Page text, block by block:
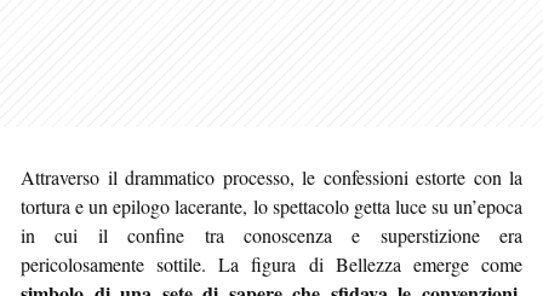
Attraverso il drammatico processo, le confessioni estorte con la
tortura e un epilogo lacerante, lo spettacolo getta luce su un’epoca
in cui il confine tra conoscenza e superstizione era
pericolosamente sottile. La figura di Bellezza emerge come